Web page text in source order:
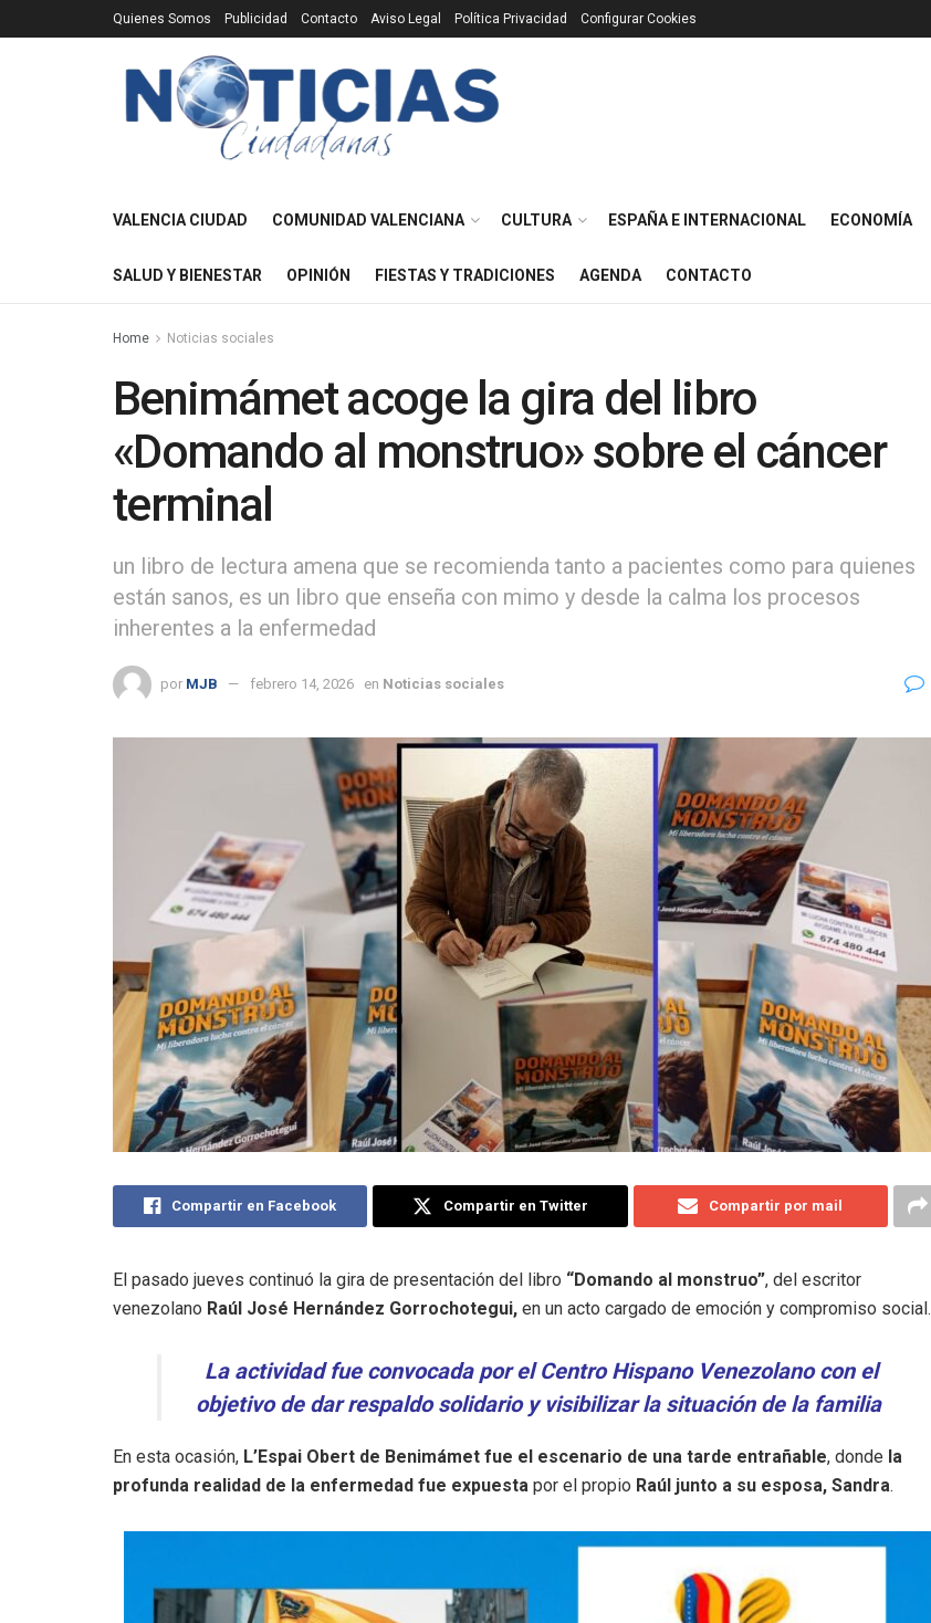
Quienes Somos Publicidad Contacto Aviso Legal Política Privacidad Configurar Cookies
VALENCIA CIUDAD COMUNIDAD VALENCIANA CULTURA ESPAÑA E INTERNACIONAL ECONOMÍA
SALUD Y BIENESTAR OPINIÓN FIESTAS Y TRADICIONES AGENDA CONTACTO
Home Noticias sociales
Benimámet acoge la gira del libro
«Domando al monstruo» sobre el cáncer
terminal
un libro de lectura amena que se recomienda tanto a pacientes como para quienes
están sanos, es un libro que enseña con mimo y desde la calma los procesos
inherentes a la enfermedad
por MJB febrero 14, 2026 en Noticias sociales
Compartir en Facebook Compartir en Twitter Compartir por mail
El pasado jueves continuó la gira de presentación del libro “Domando al monstruo”, del escritor
venezolano Raúl José Hernández Gorrochotegui, en un acto cargado de emoción y compromiso social.
La actividad fue convocada por el Centro Hispano Venezolano con el
objetivo de dar respaldo solidario y visibilizar la situación de la familia
En esta ocasión, L’Espai Obert de Benimámet fue el escenario de una tarde entrañable, donde la
profunda realidad de la enfermedad fue expuesta por el propio Raúl junto a su esposa, Sandra.